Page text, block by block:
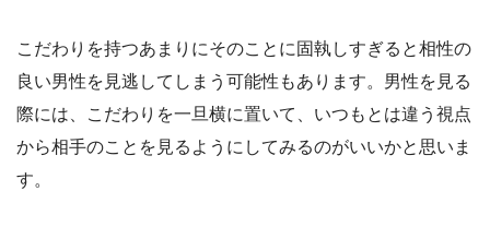
こだわりを持つあまりにそのことに固執しすぎると相性の
良い男性を見逃してしまう可能性もあります。男性を見る
際には、こだわりを一旦横に置いて、いつもとは違う視点
から相手のことを見るようにしてみるのがいいかと思いま
す。